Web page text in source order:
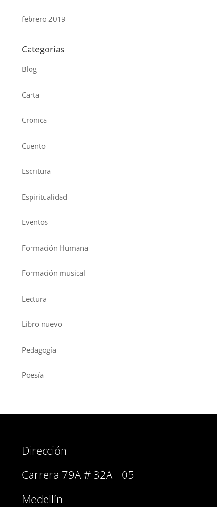
febrero 2019
Categorías
Blog
Carta
Crónica
Cuento
Escritura
Espiritualidad
Eventos
Formación Humana
Formación musical
Lectura
Libro nuevo
Pedagogía
Poesía
Dirección
Carrera 79A # 32A - 05
Medellín